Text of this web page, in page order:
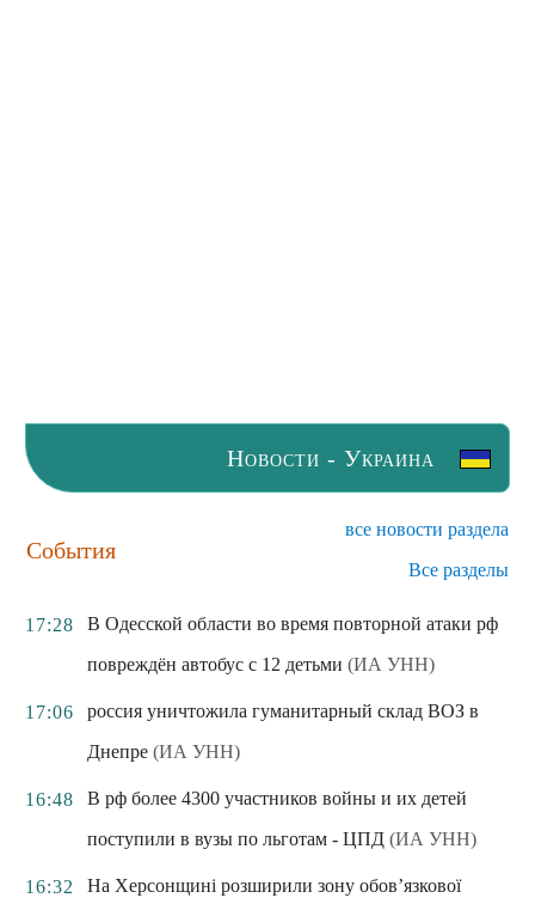
Новости - Украина
События
все новости раздела
Все разделы
17:28
В Одесской области во время повторной атаки рф
повреждён автобус с 12 детьми (ИА УНН)
17:06
россия уничтожила гуманитарный склад ВОЗ в
Днепре (ИА УНН)
16:48
В рф более 4300 участников войны и их детей
поступили в вузы по льготам - ЦПД (ИА УНН)
16:32
На Херсонщині розширили зону обов’язкової